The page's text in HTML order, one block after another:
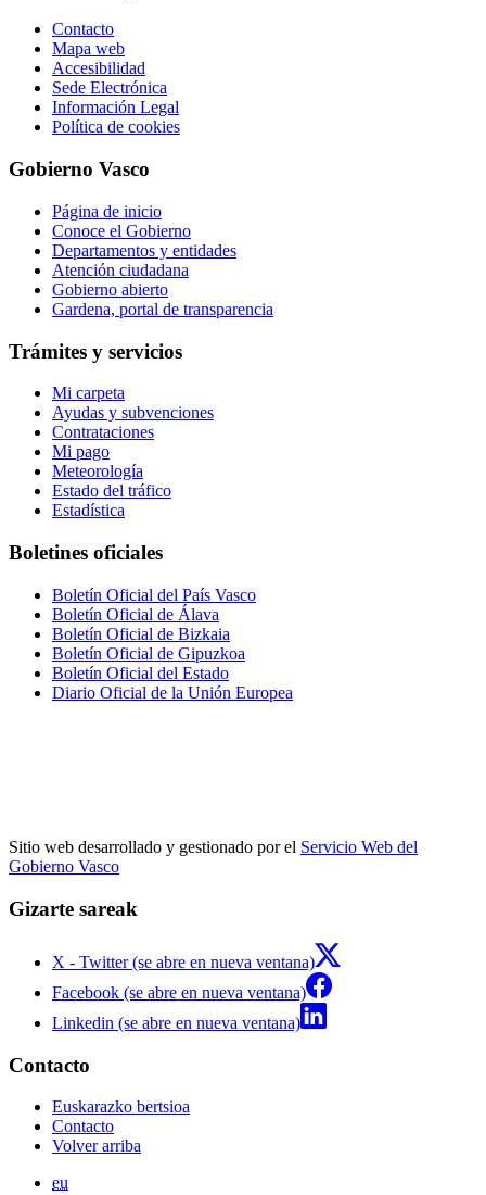
Contacto
Mapa web
Accesibilidad
Sede Electrónica
Información Legal
Política de cookies
Gobierno Vasco
Página de inicio
Conoce el Gobierno
Departamentos y entidades
Atención ciudadana
Gobierno abierto
Gardena, portal de transparencia
Trámites y servicios
Mi carpeta
Ayudas y subvenciones
Contrataciones
Mi pago
Meteorología
Estado del tráfico
Estadística
Boletines oficiales
Boletín Oficial del País Vasco
Boletín Oficial de Álava
Boletín Oficial de Bizkaia
Boletín Oficial de Gipuzkoa
Boletín Oficial del Estado
Diario Oficial de la Unión Europea
Sitio web desarrollado y gestionado por el Servicio Web del
Gobierno Vasco
Gizarte sareak
X - Twitter (se abre en nueva ventana)
Facebook (se abre en nueva ventana)
Linkedin (se abre en nueva ventana)
Contacto
Euskarazko bertsioa
Contacto
Volver arriba
eu